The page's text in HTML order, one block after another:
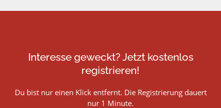
Interesse geweckt? Jetzt kostenlos
registrieren!
Du bist nur einen Klick entfernt. Die Registrierung dauert
nur 1 Minute.